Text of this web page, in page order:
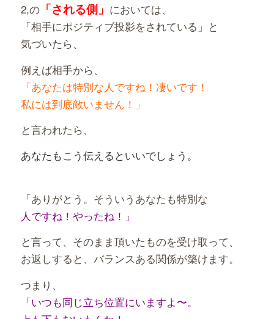
2,の「される側」 においては、
「相手にポジティブ投影をされている」と
気づいたら、
例えば相手から、
「あなたは特別な人ですね！凄いです！
私には到底敵いません！」
と言われたら、
あなたもこう伝えるといいでしょう。
「ありがとう。そういうあなたも特別な
人ですね！やったね！」
と言って、そのまま頂いたものを受け取って、
お返しすると、バランスある関係が築けます。
つまり、
「いつも同じ立ち位置にいますよ〜。